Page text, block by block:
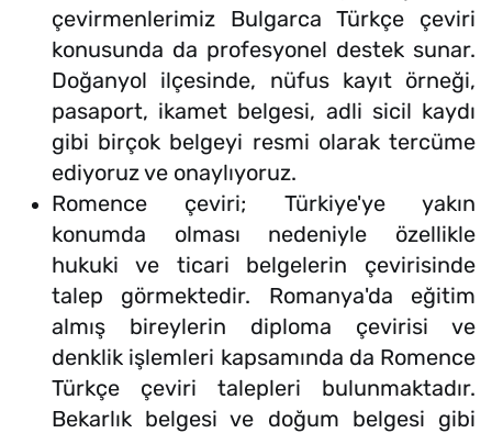
çevirmenlerimiz Bulgarca Türkçe çeviri
konusunda da profesyonel destek sunar.
Doğanyol ilçesinde, nüfus kayıt örneği,
pasaport, ikamet belgesi, adli sicil kaydı
gibi birçok belgeyi resmi olarak tercüme
ediyoruz ve onaylıyoruz.
Romence çeviri; Türkiye'ye yakın
konumda olması nedeniyle özellikle
hukuki ve ticari belgelerin çevirisinde
talep görmektedir. Romanya'da eğitim
almış bireylerin diploma çevirisi ve
denklik işlemleri kapsamında da Romence
Türkçe çeviri talepleri bulunmaktadır.
Bekarlık belgesi ve doğum belgesi gibi